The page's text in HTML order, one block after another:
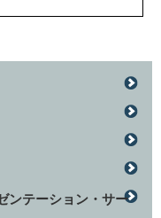
ンテーション・サー